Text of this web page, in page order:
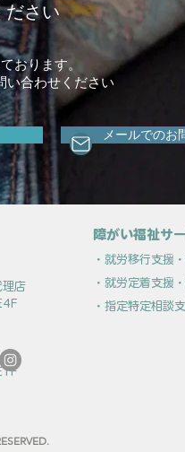
ださい
おります。
い合わせください
メールでのお
理店
障がい福祉サ
・就労移行支援
・就労定着支援
・指定特定相談